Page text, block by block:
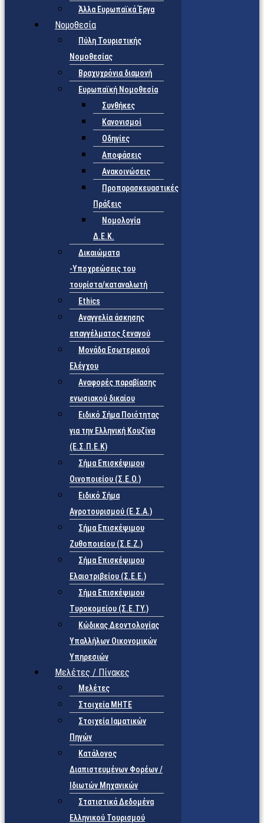
Άλλα Ευρωπαϊκά Έργα
Νομοθεσία
Πύλη Τουριστικής
Νομοθεσίας
Βραχυχρόνια διαμονή
Ευρωπαϊκή Νομοθεσία
Συνθήκες
Κανονισμοί
Οδηγίες
Αποφάσεις
Ανακοινώσεις
Προπαρασκευαστικές
Πράξεις
Νομολογία
Δ.Ε.Κ.
Δικαιώματα
-Υποχρεώσεις του
τουρίστα/καταναλωτή
Ethics
Αναγγελία άσκησης
επαγγέλματος ξεναγού
Μονάδα Εσωτερικού
Ελέγχου
Αναφορές παραβίασης
ενωσιακού δικαίου
Ειδικό Σήμα Ποιότητας
για την Ελληνική Κουζίνα
(Ε.Σ.Π.Ε.Κ)
Σήμα Επισκέψιμου
Οινοποιείου (Σ.Ε.Ο.)
Ειδικό Σήμα
Αγροτουρισμού (Ε.Σ.Α.)
Σήμα Επισκέψιμου
Ζυθοποιείου (Σ.Ε.Ζ.)
Σήμα Επισκέψιμου
Ελαιοτριβείου (Σ.Ε.Ε.)
Σήμα Επισκέψιμου
Τυροκομείου (Σ.Ε.TY.)
Κώδικας Δεοντολογίας
Υπαλλήλων Οικονομικών
Υπηρεσιών
Μελέτες / Πίνακες
Μελέτες
Στοιχεία ΜΗΤΕ
Στοιχεία Ιαματικών
Πηγών
Κατάλογος
Διαπιστευμένων Φορέων /
Ιδιωτών Μηχανικών
Στατιστικά Δεδομένα
Ελληνικού Τουρισμού